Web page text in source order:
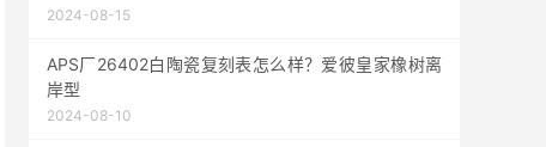
2024-08-15
APS厂26402白陶瓷复刻表怎么样？爱彼皇家橡树离
岸型
2024-08-10